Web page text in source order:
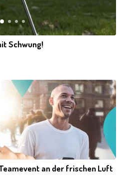
Schwung!
an der frischen Luft